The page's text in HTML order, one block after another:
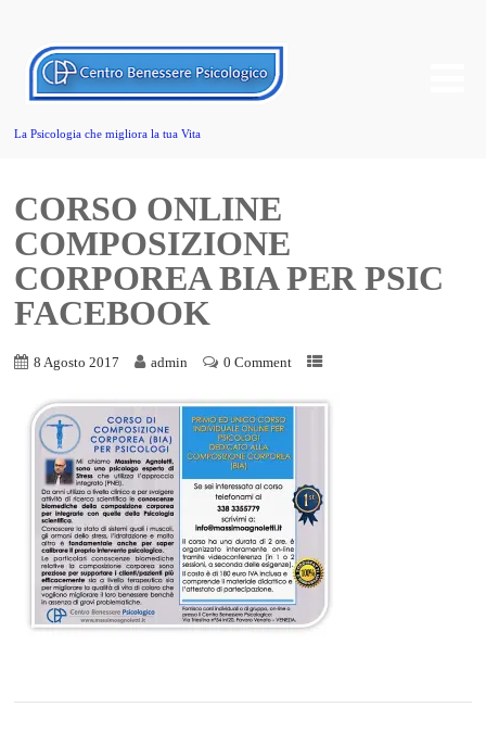
La Psicologia che migliora la tua Vita
CORSO ONLINE
COMPOSIZIONE
CORPOREA BIA PER PSIC
FACEBOOK
8 Agosto 2017 admin 0 Comment